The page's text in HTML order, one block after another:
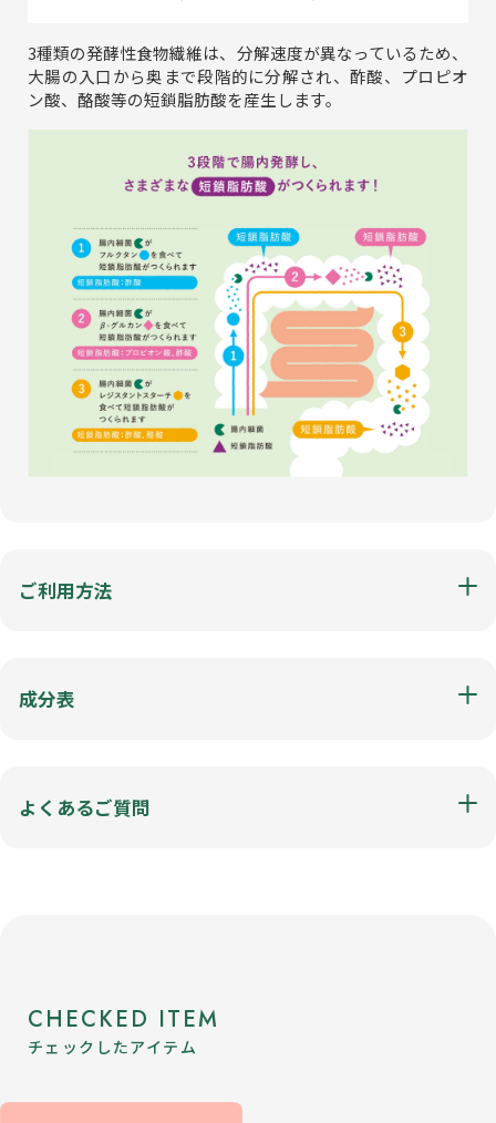
3種類の発酵性食物繊維は、分解速度が異なっているため、
大腸の入口から奥まで段階的に分解され、酢酸、プロピオ
ン酸、酪酸等の短鎖脂肪酸を産生します。
ご利用方法
成分表
よくあるご質問
CHECKED ITEM
チェックしたアイテム